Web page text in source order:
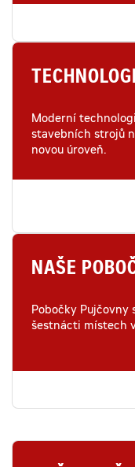
Moderní
stavebních strojů
novou úroveň.
NAŠE
Pobočky Pujčovny
šestnácti místech